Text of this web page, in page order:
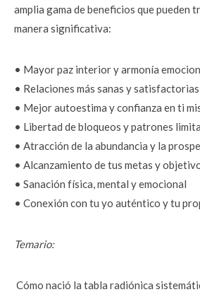
amplia gama de beneficios que pueden
manera significativa:
• Mayor paz interior y armonía
• Relaciones más sanas y satisfactorias
• Mejor autoestima y confianza en ti
• Libertad de bloqueos y patrones
• Atracción de la abundancia y la
• Alcanzamiento de tus metas y
• Sanación física, mental y emocional
• Conexión con tu yo auténtico y tu
Temario:
Cómo nació la tabla radiónica